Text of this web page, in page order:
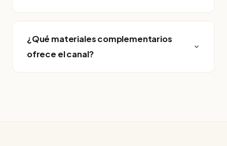
¿Qué materiales complementarios
ofrece el canal?